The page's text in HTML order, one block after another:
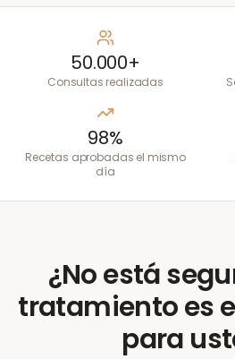
50.000+
Consultas realizadas
98%
Recetas aprobadas el mismo
día
¿No está
tratamiento es
para